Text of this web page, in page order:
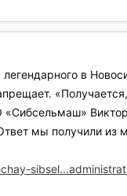
в
мы получили из